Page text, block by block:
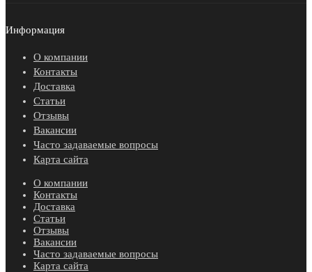
Информация
О компании
Контакты
Доставка
Статьи
Отзывы
Вакансии
Часто задаваемые вопросы
Карта сайта
О компании
Контакты
Доставка
Статьи
Отзывы
Вакансии
Часто задаваемые вопросы
Карта сайта